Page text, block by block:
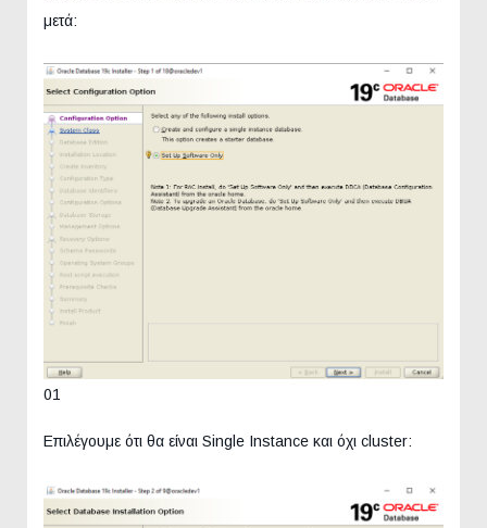
μετά:
01
Επιλέγουμε ότι θα είναι Single Instance και όχι cluster: